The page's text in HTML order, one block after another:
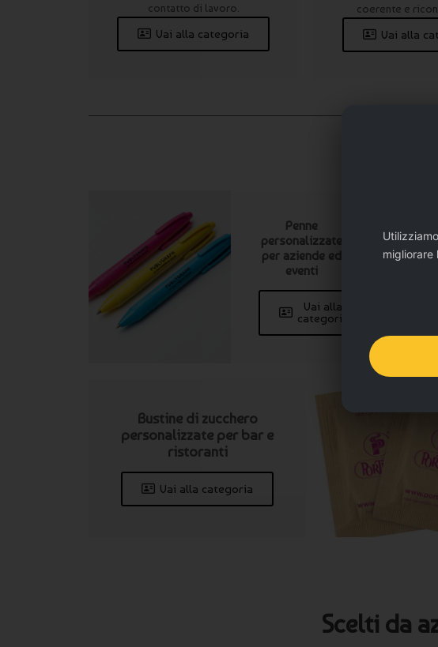
contatto di lavoro.
Vai alla categoria
coerente e
Vai alla
I
Penne
personalizzate
per aziende ed
eventi
Vai alla
categoria
Bustine di zucchero
personalizzate per bar e
ristoranti
Vai alla categoria
Scelti da
migliorare